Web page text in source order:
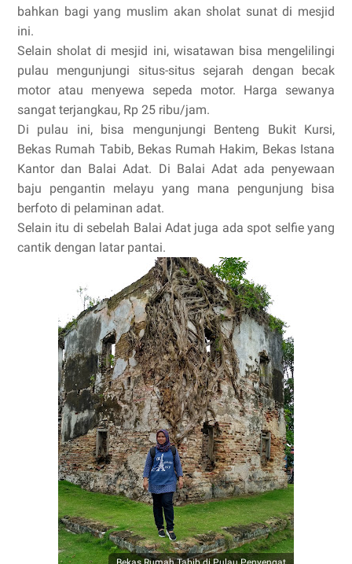
bahkan bagi yang muslim akan sholat sunat di mesjid
ini.
Selain sholat di mesjid ini, wisatawan bisa mengelilingi
pulau mengunjungi situs-situs sejarah dengan becak
motor atau menyewa sepeda motor. Harga sewanya
sangat terjangkau, Rp 25 ribu/jam.
Di pulau ini, bisa mengunjungi Benteng Bukit Kursi,
Bekas Rumah Tabib, Bekas Rumah Hakim, Bekas Istana
Kantor dan Balai Adat. Di Balai Adat ada penyewaan
baju pengantin melayu yang mana pengunjung bisa
berfoto di pelaminan adat.
Selain itu di sebelah Balai Adat juga ada spot selfie yang
cantik dengan latar pantai.